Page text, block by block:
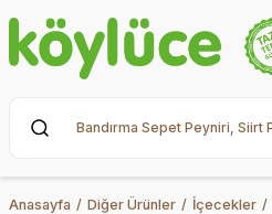
Anasayfa Diğer Ürünler İçecekler